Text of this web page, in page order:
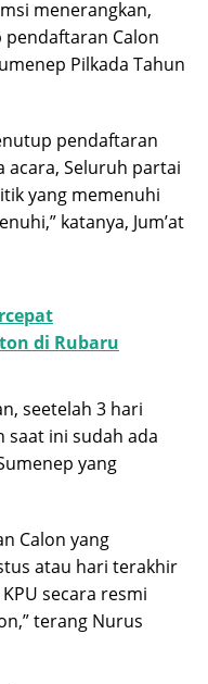
menerangkan,
Calon
Pilkada Tahun
pendaftaran
acara, Seluruh partai
yang memenuhi
katanya, Jum’at
di Rubaru
seetelah 3 hari
saat ini sudah ada
yang
Calon yang
atau hari terakhir
secara resmi
terang Nurus